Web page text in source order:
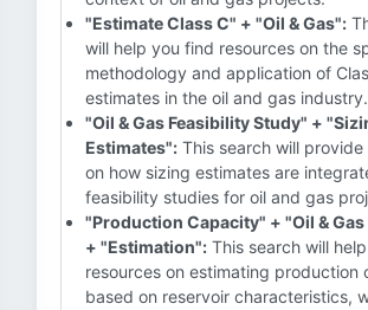
"Estimate Class C" + "Oil & Gas":
will help you find resources on the
methodology and application of
estimates in the oil and gas industry.
"Oil & Gas Feasibility Study" +
Estimates": This search will
on how sizing estimates are
feasibility studies for oil and gas
"Production Capacity" + "Oil &
+ "Estimation": This search will
resources on estimating production
based on reservoir characteristics,